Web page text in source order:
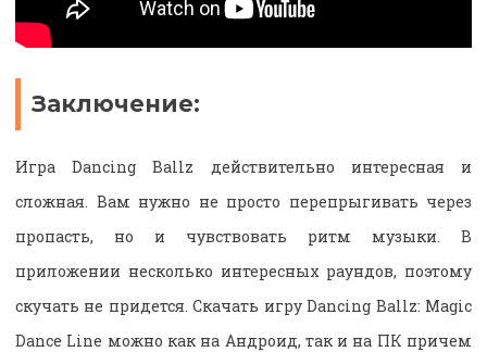
Заключение:
Игра Dancing Ballz действительно интересная и
сложная. Вам нужно не просто перепрыгивать через
пропасть, но и чувствовать ритм музыки. В
приложении несколько интересных раундов, поэтому
скучать не придется. Скачать игру Dancing Ballz: Magic
Dance Line можно как на Андроид, так и на ПК причем